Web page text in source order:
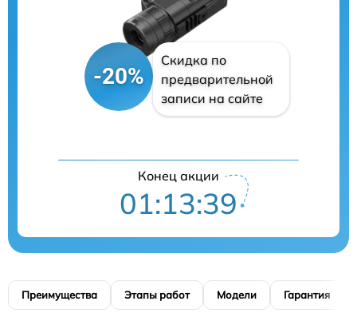
-20%
Скидка по
предварительной
записи на сайте
Конец акции
01:13:38
Преимущества Этапы работ Модели Гарантия